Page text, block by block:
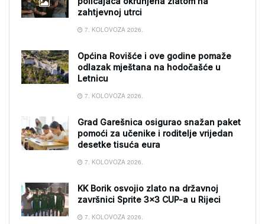
zahtjevnoj utrci
7. KOLOVOZA 2026.
Općina Rovišće i ove godine pomaže
odlazak mještana na hodočašće u
Letnicu
7. KOLOVOZA 2026.
Grad Garešnica osigurao snažan paket
pomoći za učenike i roditelje vrijedan
desetke tisuća eura
7. KOLOVOZA 2026.
KK Borik osvojio zlato na državnoj
završnici Sprite 3×3 CUP-a u Rijeci
7. KOLOVOZA 2026.